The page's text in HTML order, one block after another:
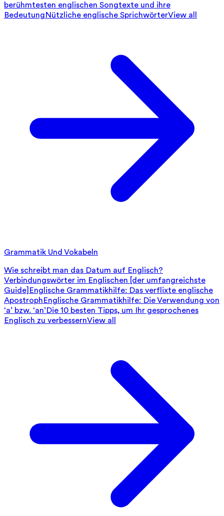
berühmtesten englischen Songtexte und ihre
BedeutungNützliche englische SprichwörterView all
Grammatik Und Vokabeln
Wie schreibt man das Datum auf Englisch?
Verbindungswörter im Englischen [der umfangreichste
Guide] Englische Grammatikhilfe: Das verflixte englische
ApostrophEnglische Grammatikhilfe: Die Verwendung von
‘a’ bzw. ‘an’Die 10 besten Tipps, um Ihr gesprochenes
Englisch zu verbessernView all